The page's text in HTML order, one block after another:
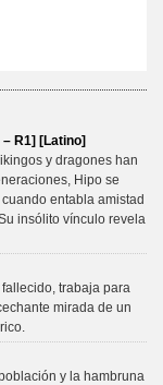
– R1] [Latino]
y dragones han
Hipo se
entabla amistad
insólito vínculo revela
trabaja para
mirada de un
y la hambruna